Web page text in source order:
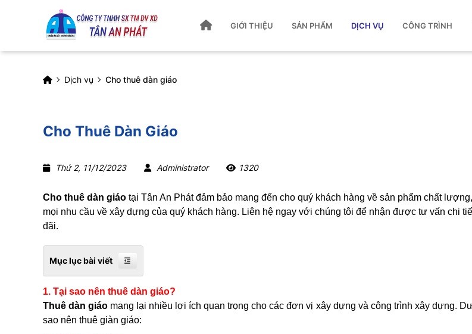
GIỚI THIỆU SẢN PHẨM DỊCH VỤ CÔNG TRÌNH
Dịch vụ Cho thuê dàn giáo
Cho Thuê Dàn Giáo
Thứ 2, 11/12/2023 Administrator 1320
Cho thuê dàn giáo tại Tân An Phát đảm bảo mang đến cho quý khách hàng về sản phẩm chất
mọi nhu cầu về xây dựng của quý khách hàng. Liên hệ ngay với chúng tôi để nhận được tư vấn chi
đãi.
Mục lục bài viết
1. Tại sao nên thuê dàn giáo?
Thuê dàn giáo mang lại nhiều lợi ích quan trọng cho các đơn vị xây dựng và công trình xây dựng.
sao nên thuê giàn giáo: